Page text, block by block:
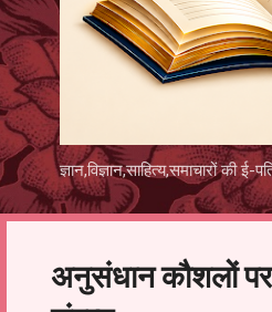
ज्ञान,विज्ञान,साहित्य,समाचारों की
अनुसंधान कौशलों पर